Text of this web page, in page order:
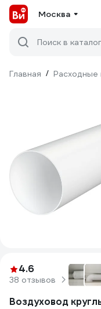
Москва
Поиск в
Главная / Расходные
4.6
38 отзывов
Воздуховод